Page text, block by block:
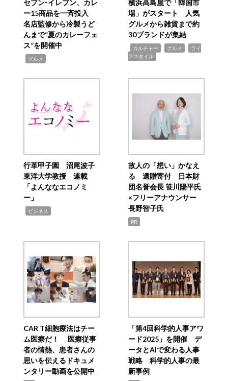
セブン‐イレブン、カレ
ー15商品を一斉投入
名店監修から冷製うど
んまで“夏のカレーフェ
ス”を開催中
グルメ
横浜高島屋で「韓国市
場」がスタート 人気
グルメから雑貨まで約
30ブランドが集結
カルチャー グルメ
ライ
フスタイル
行革甲子園 沼尾波子
東洋大学教授 連載
「よんななエコノミ
ー」
ビジネス
故人の「想い」かなえ
る 遺贈寄付 日本財
団名誉会長 笹川陽平氏
×フリーアナウンサー
長野智子氏
PR
CAR T細胞療法はチー
ム医療だ！ 医療従事
者の情熱、患者さんの
思いを伝えるドキュメ
ンタリー動画を公開中
「第4回科学的人事アワ
ード2025」を開催 デ
ータとAIで変わる人事
戦略 科学的人事の最
新事例